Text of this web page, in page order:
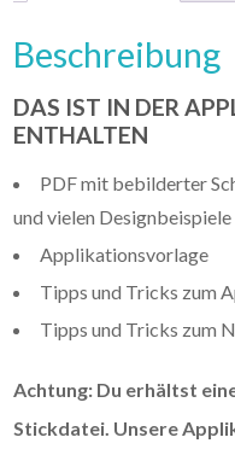
Beschreibung
DAS IST IN DER
ENTHALTEN
PDF mit bebilderter
und vielen Designbeispiele
Applikationsvorlage
Tipps und Tricks zum
Tipps und Tricks zum
Achtung: Du erhältst
Stickdatei. Unsere